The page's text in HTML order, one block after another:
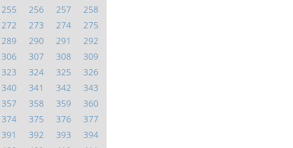
255 256 257
258
272 273 274
275
289 290 291
292
306 307 308
309
323 324 325
326
340 341 342
343
357 358 359
360
374 375 376
377
391 392 393
394